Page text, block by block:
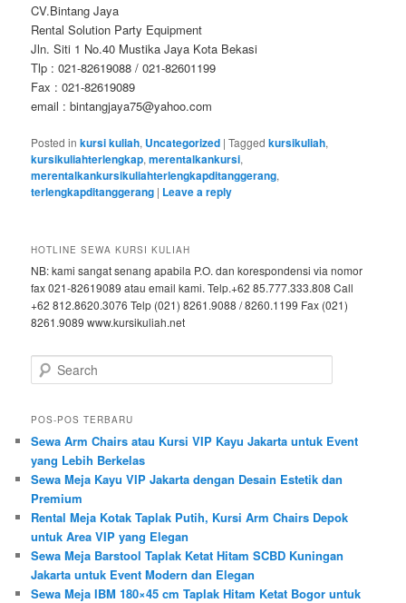
CV.Bintang Jaya
Rental Solution Party Equipment
Jln. Siti 1 No.40 Mustika Jaya Kota Bekasi
Tlp : 021-82619088 / 021-82601199
Fax : 021-82619089
email : bintangjaya75@yahoo.com
Posted in kursi kuliah, Uncategorized |Tagged kursikuliah,
kursikuliahterlengkap,merentalkankursi,
merentalkankursikuliahterlengkapditanggerang,
terlengkapditanggerang | Leave a reply
HOTLINE SEWA KURSI KULIAH
NB: kami sangat senang apabila P.O. dan korespondensi via nomor
fax 021-82619089 atau email kami. Telp.+62 85.777.333.808 Call
+62 812.8620.3076 Telp (021) 8261.9088 / 8260.1199 Fax (021)
8261.9089 www.kursikuliah.net
Search
POS-POS TERBARU
Sewa Arm Chairs atau Kursi VIP Kayu Jakarta untuk Event
yang Lebih Berkelas
Sewa Meja Kayu VIP Jakarta dengan Desain Estetik dan
Premium
Rental Meja Kotak Taplak Putih, Kursi Arm Chairs Depok
untuk Area VIP yang Elegan
Sewa Meja Barstool Taplak Ketat Hitam SCBD Kuningan
Jakarta untuk Event Modern dan Elegan
Sewa Meja IBM 180×45 cm Taplak Hitam Ketat Bogor untuk